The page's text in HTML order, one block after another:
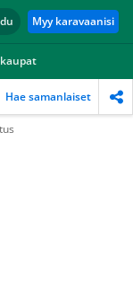
Myy karavaanisi
Hae samanlaiset